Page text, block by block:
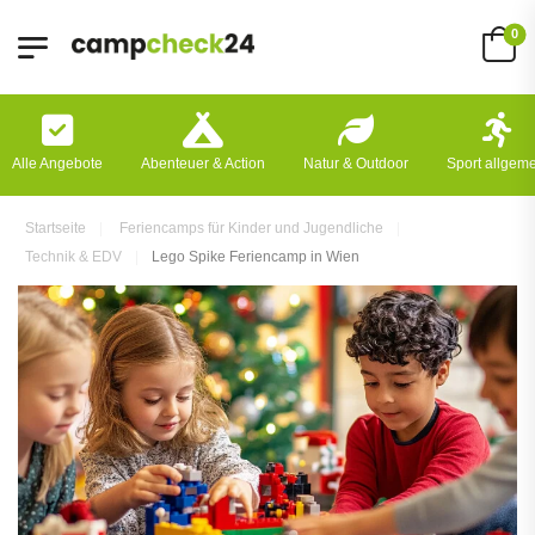
0
Alle Angebote Abenteuer & Action Natur & Outdoor Sport
Startseite
Feriencamps für Kinder und Jugendliche
Technik & EDV
Lego Spike Feriencamp in Wien